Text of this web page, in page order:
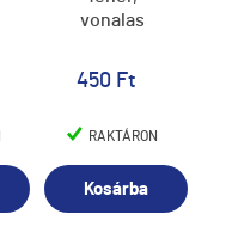
vonalas
450 Ft
RAKTÁRON
Kosárba